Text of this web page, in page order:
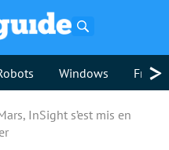
Windows >
InSight s’est mis en